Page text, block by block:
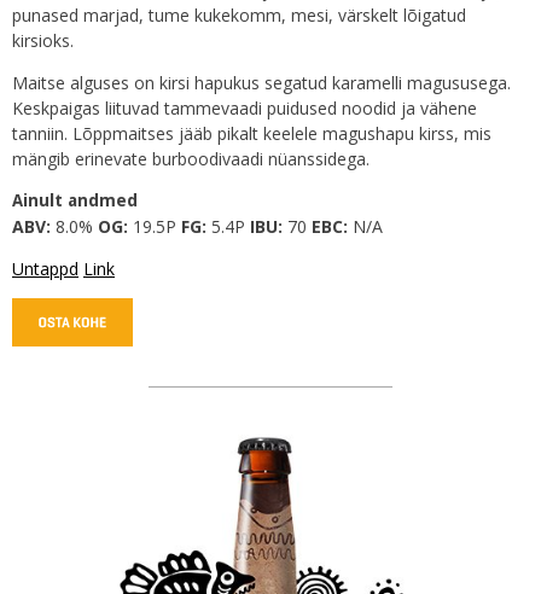
punased marjad, tume kukekomm, mesi, värskelt lõigatud
kirsioks.
Maitse alguses on kirsi hapukus segatud karamelli magususega.
Keskpaigas liituvad tammevaadi puidused noodid ja vähene
tanniin. Lõppmaitses jääb pikalt keelele magushapu kirss, mis
mängib erinevate burboodivaadi nüanssidega.
Ainult andmed
ABV: 8.0% OG: 19.5P FG: 5.4P IBU: 70 EBC: N/A
Untappd Link